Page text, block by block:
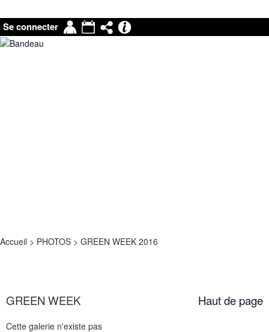
Se connecter
Mon AgendaPartage
Accueil > PHOTOS > GREEN WEEK 2016
GREEN WEEK Haut de page
Cette galerie n'existe pas